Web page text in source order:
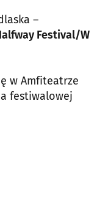
–
Festival/W
w Amfiteatrze
festiwalowej